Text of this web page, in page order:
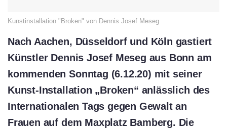
Kunstinstallation "Broken" von Dennis Josef Meseg
Nach Aachen, Düsseldorf und Köln gastiert
Künstler Dennis Josef Meseg aus Bonn am
kommenden Sonntag (6.12.20) mit seiner
Kunst-Installation „Broken“ anlässlich des
Internationalen Tags gegen Gewalt an
Frauen auf dem Maxplatz Bamberg. Die